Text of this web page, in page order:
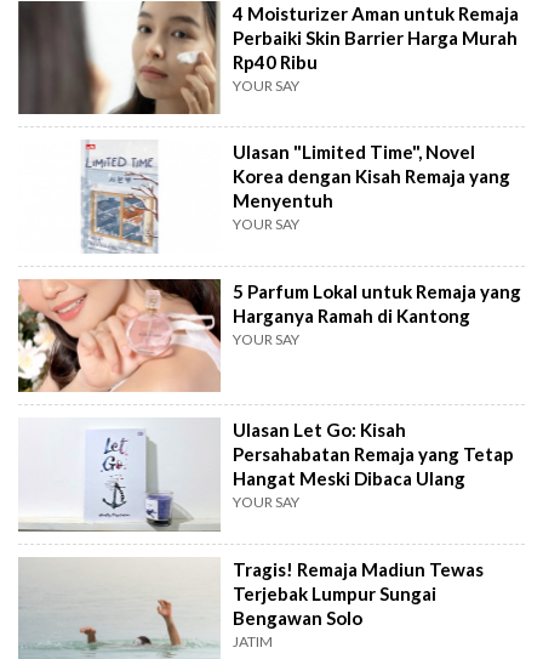
4 Moisturizer Aman untuk Remaja
Perbaiki Skin Barrier Harga Murah
Rp40 Ribu
YOUR SAY
Ulasan "Limited Time", Novel
Korea dengan Kisah Remaja yang
Menyentuh
YOUR SAY
5 Parfum Lokal untuk Remaja yang
Harganya Ramah di Kantong
YOUR SAY
Ulasan Let Go: Kisah
Persahabatan Remaja yang Tetap
Hangat Meski Dibaca Ulang
YOUR SAY
Tragis! Remaja Madiun Tewas
Terjebak Lumpur Sungai
Bengawan Solo
JATIM